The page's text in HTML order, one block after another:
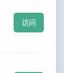
访问